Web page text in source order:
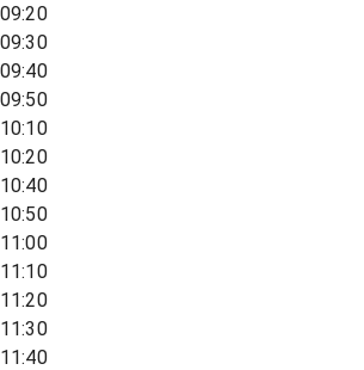
09:20
09:30
09:40
09:50
10:10
10:20
10:40
10:50
11:00
11:10
11:20
11:30
11:40